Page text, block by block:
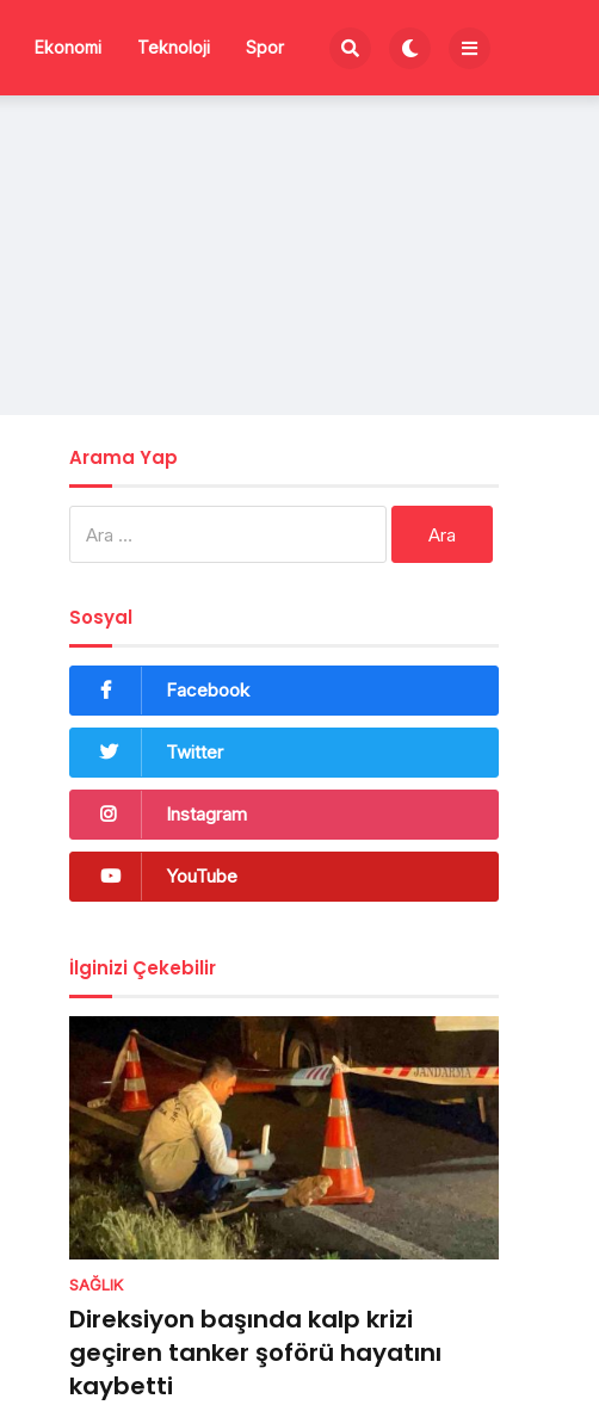
Ekonomi Teknoloji Spor
Arama Yap
Sosyal
Facebook
Twitter
Instagram
YouTube
İlginizi Çekebilir
SAĞLIK
Direksiyon başında kalp krizi
geçiren tanker şoförü hayatını
kaybetti